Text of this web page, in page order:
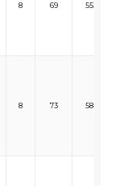
8 69 552
8 73 584